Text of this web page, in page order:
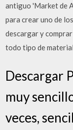
antiguo 'Market de
para crear uno de
descargar y
todo tipo de
Descargar
muy
veces,